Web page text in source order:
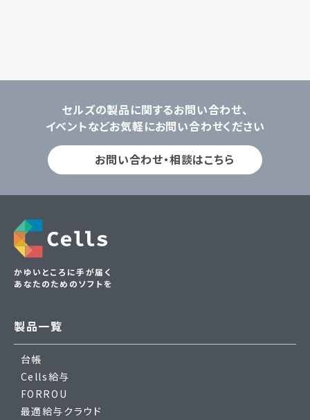
セルズの製品に関するお問い合わせ、
イベントなどお気軽にお問い合わせください
お問い合わせ・相談はこちら
かゆいところに手が届く
あなたのためのソフトを
製品一覧
台帳
Cells給与
FORROU
最適給与クラウド